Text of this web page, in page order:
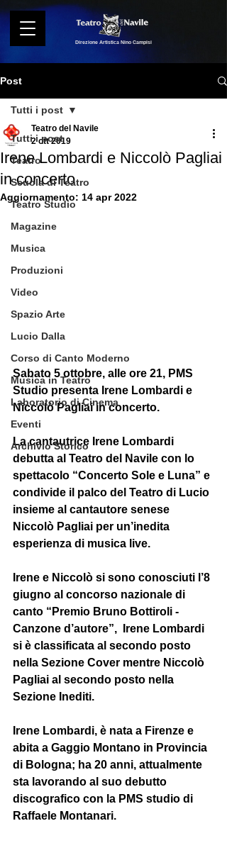
Direzione Artistica Nino Campisi
Post
Tutti i post
Teatro
Scuola di Teatro
Teatro Studio
Magazine
Musica
Produzioni
Video
Spazio Arte
Lucio Dalla
Corso di Canto Moderno
Musica in Teatro
Laboratorio di Cinema
Eventi
Archivio Storico
Tutti i post
Irene Lombardi e Niccolò Pagliai
in concerto
Teatro del Navile
2 ott 2019
Aggiornamento: 14 apr 2022
Sabato 5 ottobre, alle ore 21, PMS
Studio presenta Irene Lombardi e
Niccolò Pagliai in concerto.
La cantautrice Irene Lombardi
debutta al Teatro del Navile con lo
spettacolo “Concerto Sole e Luna” e
condivide il palco del Teatro di Lucio
insieme al cantautore senese
Niccolò Pagliai per un’inedita
esperienza di musica live.
Irene e Niccolò si sono conosciuti l’8
giugno al concorso nazionale di
canto “Premio Bruno Bottiroli -
Canzone d’autore”,  Irene Lombardi
si è classificata al secondo posto
nella Sezione Cover mentre Niccolò
Pagliai al secondo posto nella
Sezione Inediti.
Irene Lombardi, è nata a Firenze e
abita a Gaggio Montano in Provincia
di Bologna; ha 20 anni, attualmente
sta lavorando al suo debutto
discografico con la PMS studio di
Raffaele Montanari.